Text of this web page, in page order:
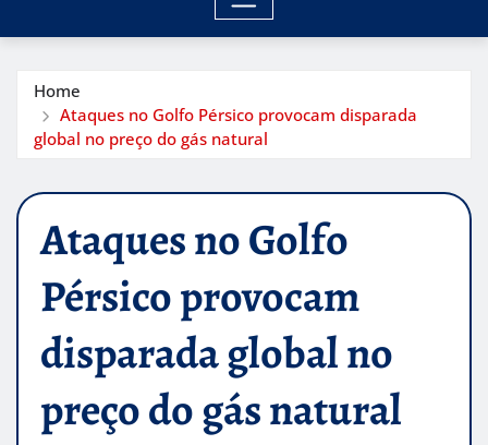
Home
Ataques no Golfo Pérsico provocam disparada
global no preço do gás natural
Ataques no Golfo
Pérsico provocam
disparada global no
preço do gás natural